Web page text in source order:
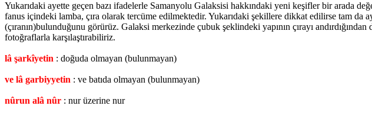
Yukarıdaki ayette geçen bazı ifadelerle Samanyolu Galaksisi hakkındaki yeni keşifler bir arada
fanus içindeki lamba, çıra olarak tercüme edilmektedir. Yukarıdaki şekillere dikkat edilirse tam da
(çıranın)bulunduğunu görürüz. Galaksi merkezinde çubuk şeklindeki yapının çırayı
fotoğraflarla karşılaştırabiliriz.
lâ şarkîyetin : doğuda olmayan (bulunmayan)
ve lâ garbiyyetin : ve batıda olmayan (bulunmayan)
nûrun alâ nûr : nur üzerine nur